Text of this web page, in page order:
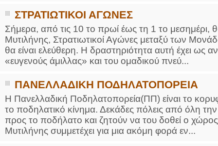
ΣΤΡΑΤΙΩΤΙΚΟΙ ΑΓΩΝΕΣ
Σήμερα, από τις 10 το πρωί έως τη 1 το μεσημέρι,
Μυτιλήνης, Στρατιωτικοί Αγώνες μεταξύ των
θα είναι ελεύθερη. Η δραστηριότητα αυτή έχει ως
«ευγενούς άμιλλας» και του ομαδικού πνεύ...
ΠΑΝΕΛΛΑΔΙΚΗ ΠΟΔΗΛΑΤΟΠΟΡΕΙΑ
Η Πανελλαδική Ποδηλατοπορεία(ΠΠ) είναι το
το ποδηλατικό κίνημα. Δεκάδες πόλεις από όλη
προς το ποδήλατο και ζητούν να του δοθεί ο
Μυτιλήνης συμμετέχει για μια ακόμη φορά εν...